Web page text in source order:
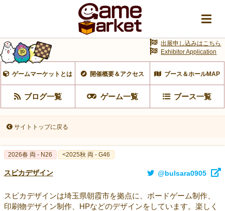
ゲームマーケットとは 開催概要＆アクセス ブース＆ホールMAP
ブログ一覧 ゲーム一覧 ブース一覧
出展申し込みはこちら
Exhibitor Application
サイトトップに戻る
2026春 両 - N26 <2025秋 両 - G46
スピカデザイン @bulsara0905
スピカデザインは埼玉県朝霞市を拠点に、ボードゲーム制作、
印刷物デザイン制作、HPなどのデザインをしています。楽しく